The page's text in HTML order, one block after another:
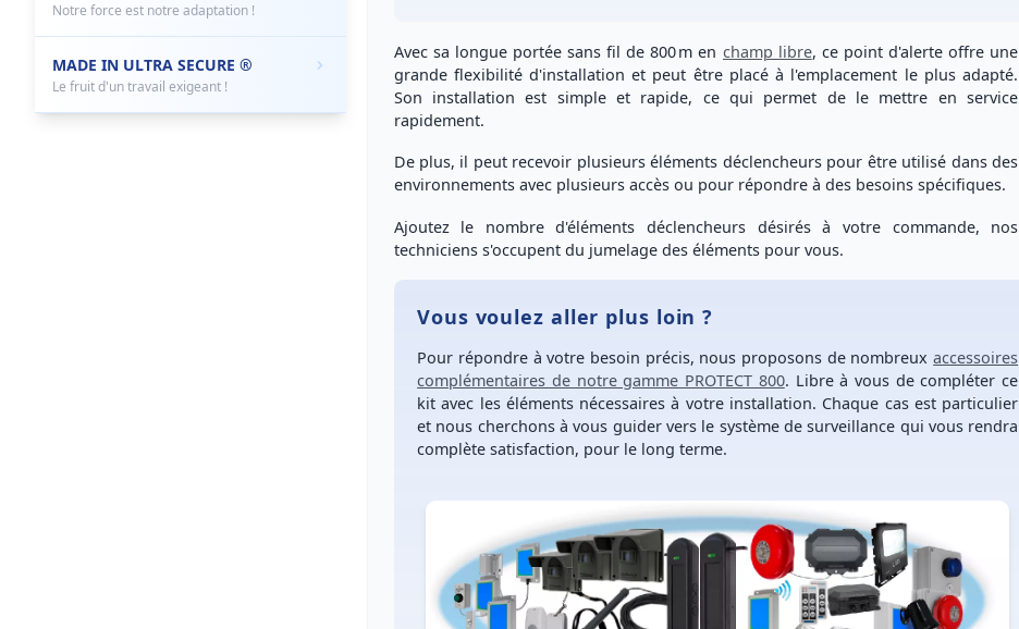
Notre force est notre adaptation !
MADE IN ULTRA SECURE ®
Le fruit d'un travail exigeant !
Avec sa longue portée sans fil de800 m en champ libre, ce point d'alerte offre une
grande flexibilité d'installation et peut être placé à l'emplacement le plus adapté.
Son installation est simple et rapide, ce qui permet de le mettre en service
rapidement.
De plus, il peut recevoir plusieurs éléments déclencheurspour être utilisé dans des
environnements avec plusieurs accès ou pour répondre à des besoins spécifiques.
Ajoutez le nombre d'éléments déclencheurs désirésà votre commande, nos
techniciens s'occupent du jumelage des éléments pour vous.
Vous voulez aller plus loin ?
Pour répondre à votre besoin précis, nous proposons de nombreuxaccessoires
complémentaires de notre gamme PROTECT 800. Libre à vous decompléter ce
kit avec les éléments nécessaires à votre installation. Chaque cas est particulier
et nous cherchons à vous guider vers le système de surveillance qui vous rendra
complète satisfaction, pour le long terme.